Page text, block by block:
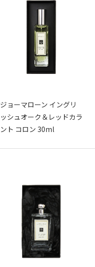
ジョーマローン イングリ
ッシュオーク＆レッドカラ
ント コロン 30ml